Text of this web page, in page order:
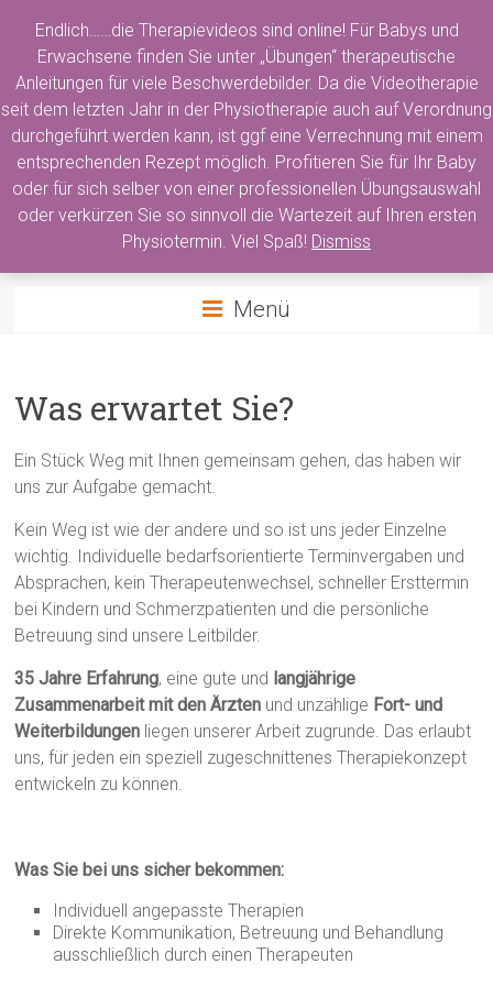
Inhalt
springen
Physiotherapie Nicola
Döderlein
Physiotherapie für Groß und Klein
Menü
Was erwartet Sie?
Ein Stück Weg mit Ihnen gemeinsam gehen, das haben wir
uns zur Aufgabe gemacht.
Kein Weg ist wie der andere und so ist uns jeder Einzelne
wichtig. Individuelle bedarfsorientierte Terminvergaben und
Absprachen, kein Therapeutenwechsel, schneller Ersttermin
bei Kindern und Schmerzpatienten und die persönliche
Betreuung sind unsere Leitbilder.
35 Jahre Erfahrung, eine gute und langjährige
Zusammenarbeit mit den Ärzten und unzählige Fort- und
Weiterbildungen liegen unserer Arbeit zugrunde. Das erlaubt
uns, für jeden ein speziell zugeschnittenes Therapiekonzept
entwickeln zu können.
Was Sie bei uns sicher bekommen:
Individuell angepasste Therapien
Direkte Kommunikation, Betreuung und Behandlung
ausschließlich durch einen Therapeuten
Endlich……die Therapievideos sind online! Für Babys und
Erwachsene finden Sie unter „Übungen“ therapeutische
Anleitungen für viele Beschwerdebilder. Da die Videotherapie
seit dem letzten Jahr in der Physiotherapie auch auf Verordnung
durchgeführt werden kann, ist ggf eine Verrechnung mit einem
entsprechenden Rezept möglich. Profitieren Sie für Ihr Baby
oder für sich selber von einer professionellen Übungsauswahl
oder verkürzen Sie so sinnvoll die Wartezeit auf Ihren ersten
Physiotermin. Viel Spaß! Dismiss